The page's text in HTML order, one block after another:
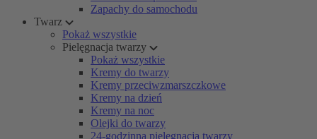
Zapachy do samochodu
Twarz
Pokaż wszystkie
Pielęgnacja twarzy
Pokaż wszystkie
Kremy do twarzy
Kremy przeciwzmarszczkowe
Kremy na dzień
Kremy na noc
Olejki do twarzy
24-godzinna pielęgnacja twarzy